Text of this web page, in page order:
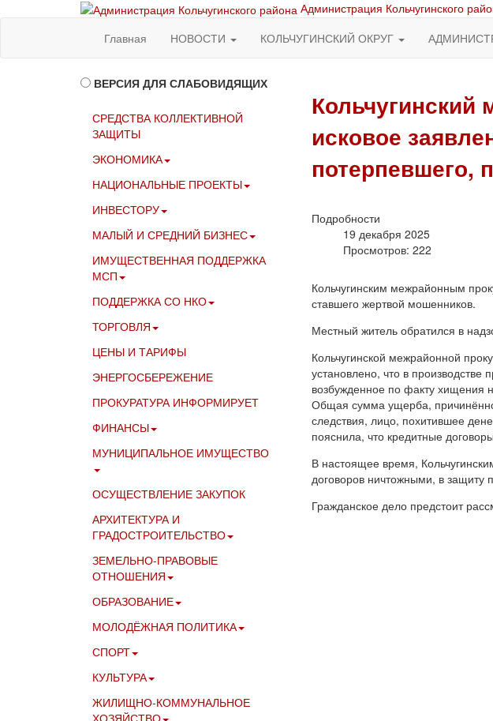
Администрация Кольчугинского
Главная НОВОСТИ КОЛЬЧУГИНСКИЙ ОКРУГ
Кольчугинский
исковое
потерпевшего,
Подробности
19 декабря 2025
Просмотров: 222
Кольчугинским межрайонным
ставшего жертвой мошенников.
Местный житель обратился в
Кольчугинской межрайонной
установлено, что в производстве
возбужденное по факту хищения
Общая сумма ущерба,
следствия, лицо, похитившее
пояснила, что кредитные
В настоящее время,
договоров ничтожными, в защиту
Гражданское дело предстоит
ВЕРСИЯ ДЛЯ СЛАБОВИДЯЩИХ
СРЕДСТВА КОЛЛЕКТИВНОЙ
ЗАЩИТЫ
ЭКОНОМИКА
НАЦИОНАЛЬНЫЕ ПРОЕКТЫ
ИНВЕСТОРУ
МАЛЫЙ И СРЕДНИЙ БИЗНЕС
ИМУЩЕСТВЕННАЯ ПОДДЕРЖКА
МСП
ПОДДЕРЖКА СО НКО
ТОРГОВЛЯ
ЦЕНЫ И ТАРИФЫ
ЭНЕРГОСБЕРЕЖЕНИЕ
ПРОКУРАТУРА ИНФОРМИРУЕТ
ФИНАНСЫ
МУНИЦИПАЛЬНОЕ ИМУЩЕСТВО
ОСУЩЕСТВЛЕНИЕ ЗАКУПОК
АРХИТЕКТУРА И
ГРАДОСТРОИТЕЛЬСТВО
ЗЕМЕЛЬНО-ПРАВОВЫЕ
ОТНОШЕНИЯ
ОБРАЗОВАНИЕ
МОЛОДЁЖНАЯ ПОЛИТИКА
СПОРТ
КУЛЬТУРА
ЖИЛИЩНО-КОММУНАЛЬНОЕ